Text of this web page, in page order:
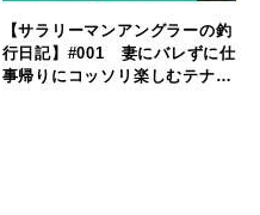
【サラリーマンアングラーの釣
行日記】#001 妻にバレずに仕
事帰りにコッソリ楽しむテナガ